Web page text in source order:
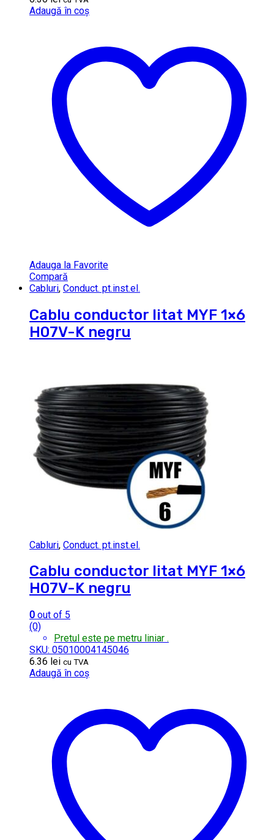
Adaugă în coș
Adauga la Favorite
Compară
Cabluri, Conduct. pt.inst.el.
Cablu conductor litat MYF 1×6
H07V-K negru
Cabluri, Conduct. pt.inst.el.
Cablu conductor litat MYF 1×6
H07V-K negru
0 out of 5
(0)
Pretul este pe metru liniar .
SKU: 05010004145046
6.36 lei cu TVA
Adaugă în coș